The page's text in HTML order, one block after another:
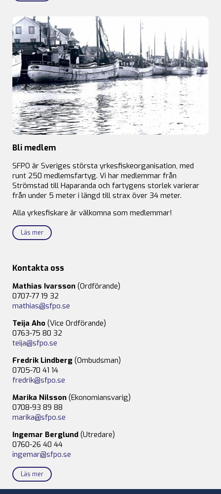
Bli medlem
SFPO är Sveriges största yrkesfiskeorganisation, med
runt 250 medlemsfartyg. Vi har medlemmar från
Strömstad till Haparanda och fartygens storlek varierar
från under 5 meter i längd till strax över 34 meter.
Alla yrkesfiskare är välkomna som medlemmar!
Läs mer
Kontakta oss
Mathias Ivarsson (Ordförande)
0707-77 19 32
mathias@sfpo.se
Teija Aho (Vice Ordförande)
0763-75 80 32
teija@sfpo.se
Fredrik Lindberg (Ombudsman)
0705-70 41 14
fredrik@sfpo.se
Marika Nilsson (Ekonomiansvarig)
0708-93 89 88
marika@sfpo.se
Ingemar Berglund (Utredare)
0760-26 40 44
ingemar@sfpo.se
Läs mer